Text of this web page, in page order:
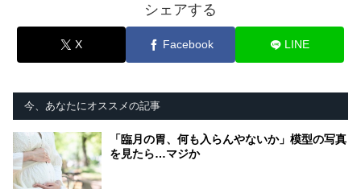
シェアする
X Facebook LINE
今、あなたにオススメの記事
「臨月の胃、何も入らんやないか」模型の写真
を見たら…マジか